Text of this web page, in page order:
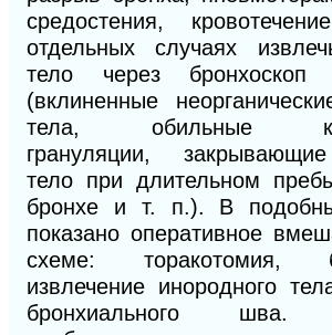
средостения,
отдельных случаях
тело через бронхоскоп
(вклиненные
тела, обильные
грануляции,
тело при длительном
бронхе и т. п.). В
показано оперативное
схеме: торакотомия,
извлечение инородного
бронхиального шва.